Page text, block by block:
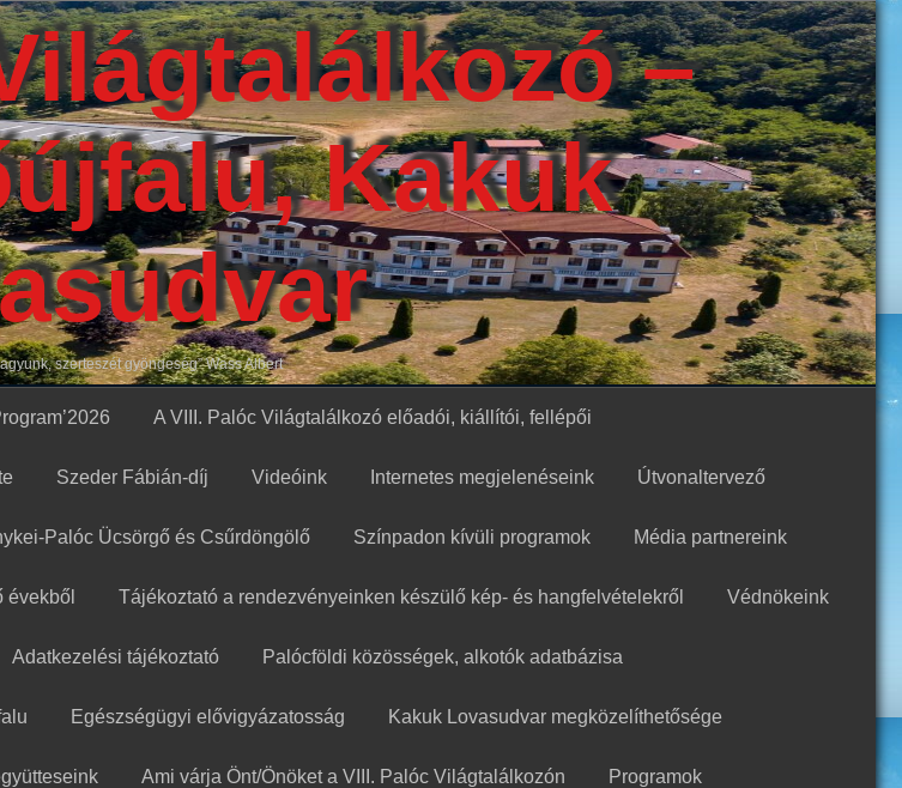
–
Kakuk
szerteszét gyöngeség” Wass Albert
A VIII. Palóc Világtalálkozó előadói, kiállítói, fellépői
Szeder Fábián-díj Videóink Internetes megjelenéseink Útvonaltervező
Palóc Ücsörgő és Csűrdöngölő Színpadon kívüli programok Média partnereink
évekből Tájékoztató a rendezvényeinken készülő kép- és hangfelvételekről Védnökeink
Adatkezelési tájékoztató Palócföldi közösségek, alkotók adatbázisa
Egészségügyi elővigyázatosság Kakuk Lovasudvar megközelíthetősége
Ami várja Önt/Önöket a VIII. Palóc Világtalálkozón Programok